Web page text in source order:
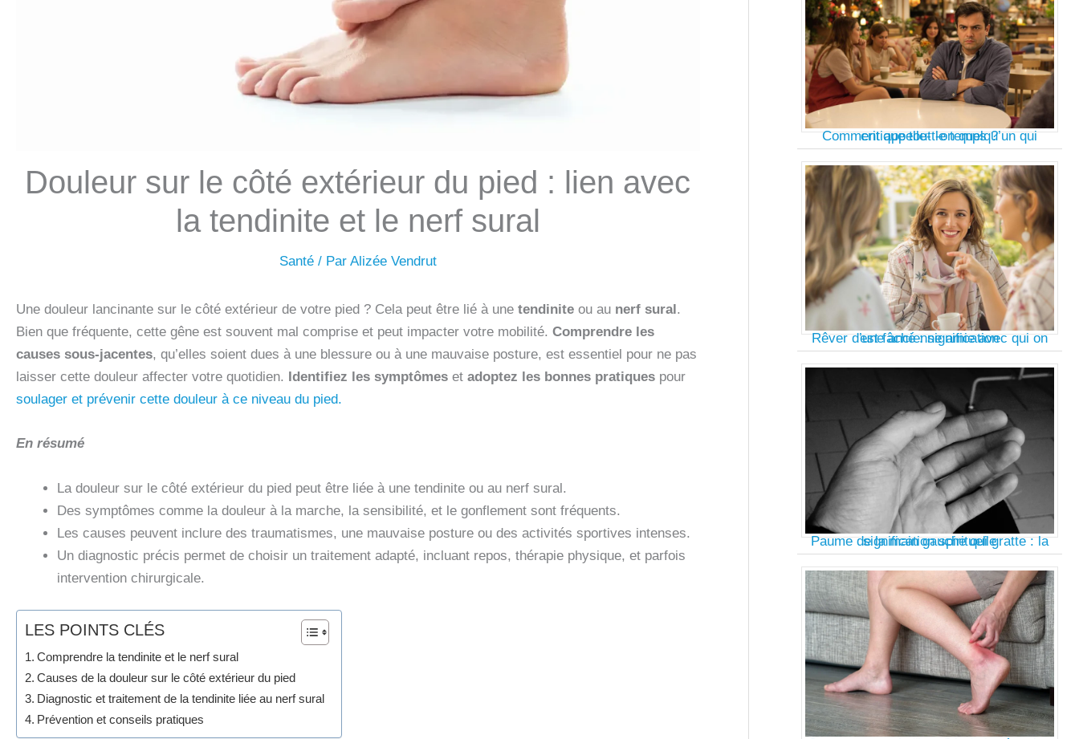
Douleur sur le côté extérieur du pied : lien avec
la tendinite et le nerf sural
Santé/ Par Alizée Vendrut
Une douleur lancinante sur le côté extérieur de votre pied ? Cela peut être lié à une tendinite ou au nerf sural.
Bien que fréquente, cette gêne est souvent mal comprise et peut impacter votre mobilité. Comprendre les
causes sous-jacentes, qu’elles soient dues à une blessure ou à une mauvaise posture, est essentiel pour ne pas
laisser cette douleur affecter votre quotidien. Identifiez les symptômes et adoptez les bonnes pratiques pour
soulager et prévenir cette douleur à ce niveau du pied.
En résumé
La douleur sur le côté extérieur du pied peut être liée à une tendinite ou au nerf sural.
Des symptômes comme la douleur à la marche, la sensibilité, et le gonflement sont fréquents.
Les causes peuvent inclure des traumatismes, une mauvaise posture ou des activités sportives intenses.
Un diagnostic précis permet de choisir un traitement adapté, incluant repos, thérapie physique, et parfois
intervention chirurgicale.
LES POINTS CLÉS
Comprendre la tendinite et le nerf sural
Causes de la douleur sur le côté extérieur du pied
Diagnostic et traitement de la tendinite liée au nerf sural
Prévention et conseils pratiques
Comment appelle-t-on quelqu’un qui critique tout le temps ?
Rêver d’une ancienne amie avec qui on est fâché : signification
Paume de la main gauche qui gratte : la signification spirituelle